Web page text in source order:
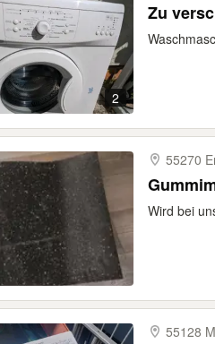
2
Zu
55270
Wird bei
55128